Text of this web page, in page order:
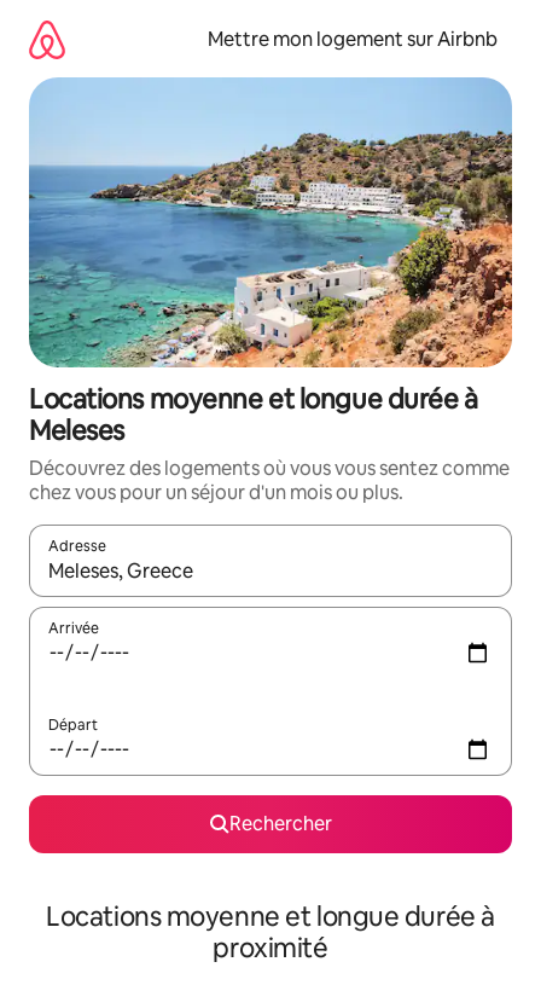
directement
contenu
Mettre mon logement sur Airbnb
Locations moyenne et longue durée à
Meleses
Découvrez des logements où vous vous sentez comme
chez vous pour un séjour d'un mois ou plus.
Adresse
Lorsque les résultats s'affichent, utilisez les flèches vers le
Arrivée
Départ
Rechercher
Locations moyenne et longue durée à
proximité